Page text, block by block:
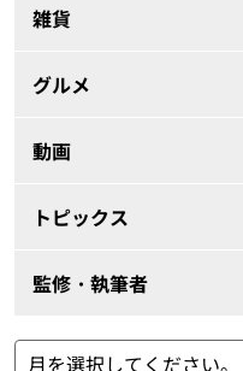
雑貨
グルメ
動画
トピックス
監修・執筆者